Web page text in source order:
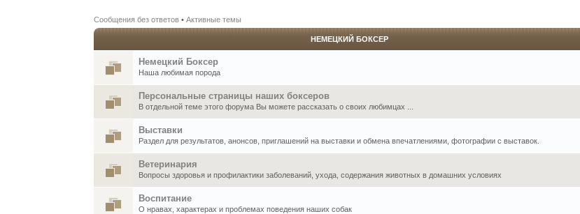
Сообщения без ответов •Активные темы
НЕМЕЦКИЙ БОКСЕР
Немецкий Боксер
Наша любимая порода
Персональные страницы наших боксеров
В отдельной теме этого форума Вы можете рассказать о своих любимцах ...
Выставки
Раздел для результатов, анонсов, приглашений на выставки и обмена впечатлениями, фотографии с выставок.
Ветеринария
Вопросы здоровья и профилактики заболеваний, ухода, содержания животных в домашних условиях
Воспитание
О нравах, характерах и проблемах поведения наших собак